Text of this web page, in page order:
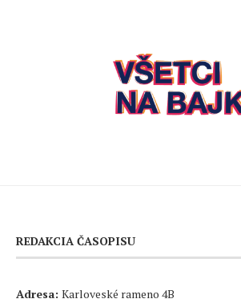
REDAKCIA ČASOPISU
Adresa: Karloveské rameno 4B